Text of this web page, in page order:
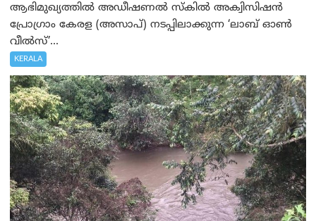
ആഭിമുഖ്യത്തിൽ അഡീഷണൽ സ്കിൽ അക്വിസിഷൻ
പ്രോഗ്രാം കേരള (അസാപ്) നടപ്പിലാക്കുന്ന ‘ലാബ് ഓൺ
വീൽസ്’...
KERALA